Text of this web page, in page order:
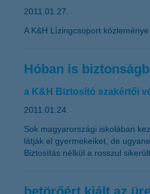
2011.01.27.
A K&H Lízingcsoport
Hóban is
a K&H Biztosító szakértői
2011.01.24.
Sok magyarországi iskolában
látják el gyermekeiket, de
Biztosítás nélkül a rosszul